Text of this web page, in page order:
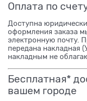
Оплата по
Доступна
оформления заказа
электронную почту.
передана накладная
накладным не
Бесплатная*
вашем городе